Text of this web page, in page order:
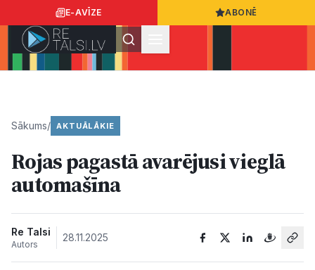
E-AVĪZE ABONĒ
Ziņas
Sākums/ AKTUĀLĀKIE
Rojas pagastā avarējusi vieglā
automašīna
Re Talsi
Autors
28.11.2025